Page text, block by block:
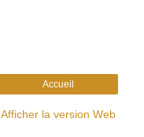
Accueil
Afficher la version Web